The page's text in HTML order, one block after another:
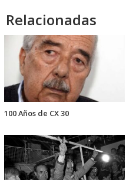
Relacionadas
100 Años de CX 30